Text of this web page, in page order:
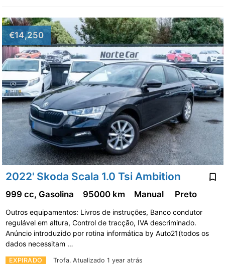
€14,250
2022' Skoda Scala 1.0 Tsi Ambition
EXPIRADO Trofa. Atualizado 1 year atrás
999 cc, Gasolina 95000 km Manual Preto
Outros equipamentos: Livros de instruções, Banco condutor
regulável em altura, Control de tracção, IVA descriminado.
Anúncio introduzido por rotina informática by Auto21(todos os
dados necessitam …